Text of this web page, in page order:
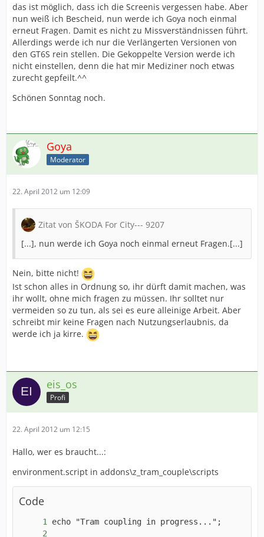
das ist möglich, dass ich die Screenis vergessen habe. Aber
nun weiß ich Bescheid, nun werde ich Goya noch einmal
erneut Fragen. Damit es nicht zu Missverständnissen führt.
Allerdings werde ich nur die Verlängerten Versionen von
den GT6S rein stellen. Die Gekoppelte Version werde ich
nicht einstellen, denn die hat mir Mediziner noch etwas
zurecht gepfeilt.^^
Schönen Sonntag noch.
Goya
Moderator
22. April 2012 um 12:09
Zitat von ŠKODA For City--- 9207
[...], nun werde ich Goya noch einmal erneut Fragen.[...]
Nein, bitte nicht!
Ist schon alles in Ordnung so, ihr dürft damit machen, was
ihr wollt, ohne mich fragen zu müssen. Ihr solltet nur
vermeiden so zu tun, als sei es eure alleinige Arbeit. Aber
schreibt mir keine Fragen nach Nutzungserlaubnis, da
werde ich ja kirre.
eis_os
Profi
22. April 2012 um 12:15
Hallo, wer es braucht...:
environment.script in addons\z_tram_couple\scripts
Code